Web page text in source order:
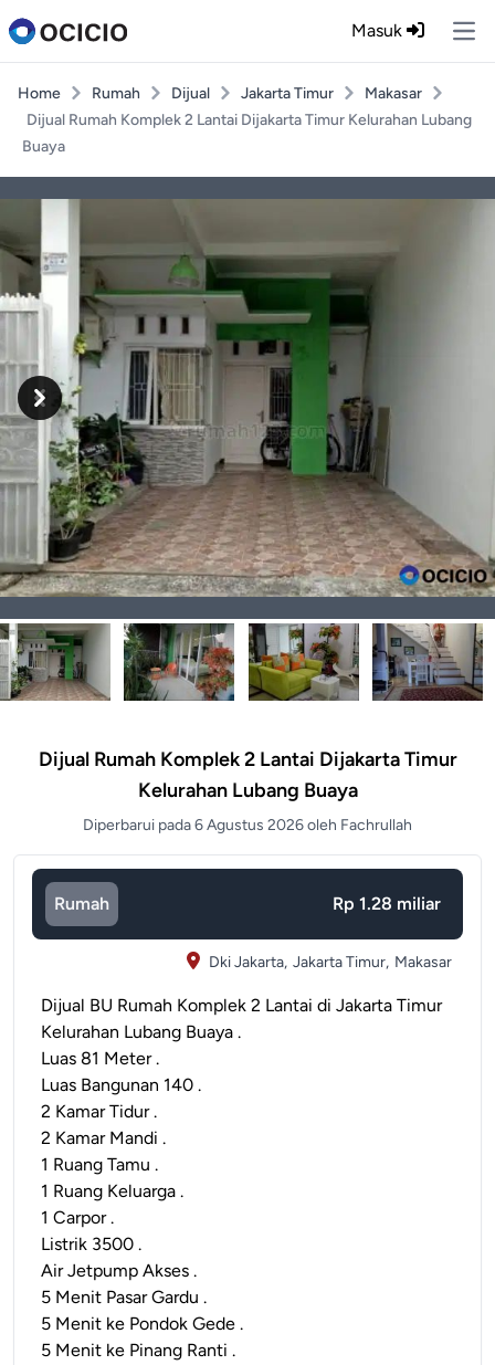
Masuk
Home Rumah Dijual Jakarta Timur
Makasar
Dijual Rumah Komplek 2 Lantai Dijakarta Timur Kelurahan Lubang
Buaya
Previous
Next
Dijual Rumah Komplek 2 Lantai Dijakarta Timur
Kelurahan Lubang Buaya
Diperbarui pada 6 Agustus 2026 oleh Fachrullah
Rumah Rp 1.28 miliar
Dki Jakarta, Jakarta Timur, Makasar
Dijual BU Rumah Komplek 2 Lantai di Jakarta Timur
Kelurahan Lubang Buaya .
Luas 81 Meter .
Luas Bangunan 140 .
2 Kamar Tidur .
2 Kamar Mandi .
1 Ruang Tamu .
1 Ruang Keluarga .
1 Carpor .
Listrik 3500 .
Air Jetpump Akses .
5 Menit Pasar Gardu .
5 Menit ke Pondok Gede .
5 Menit ke Pinang Ranti .